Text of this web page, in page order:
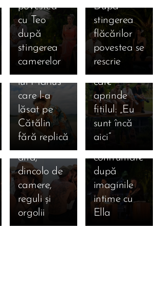
povestea
cu Teo
după
stingerea
camerelor
După
stingerea
flăcărilor
povestea se
rescrie
la Insula
iubirii la 5
dimineața:
secretul
săruturilor
lui Marius
care l-a
lăsat pe
Cătălin
fără replică
iubirii,
lacrimi care
schimbă
destine și
un bilet
care
aprinde
fitilul: „Eu
sunt încă
aici” 🔥
03.09.2025
Revederea
care a
răsturnat
insula: cum
au alergat
inimile lui
Francesca
și Cristi
una spre
alta,
dincolo de
camere,
reguli și
orgolii
03.09.2025
Bonfire
exploziv:
Andrei vs.
Teo, prima
confruntare
după
imaginile
intime cu
Ella 🔥